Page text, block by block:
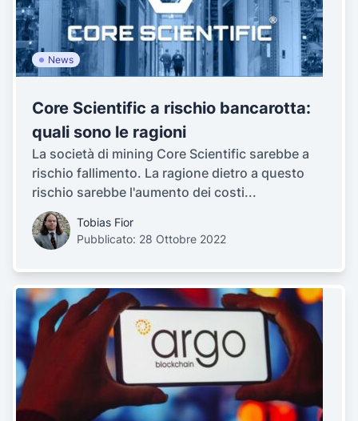
News
Core Scientific a rischio bancarotta:
quali sono le ragioni
La società di mining Core Scientific sarebbe a
rischio fallimento. La ragione dietro a questo
rischio sarebbe l'aumento dei costi...
Tobias Fior
Pubblicato: 28 Ottobre 2022